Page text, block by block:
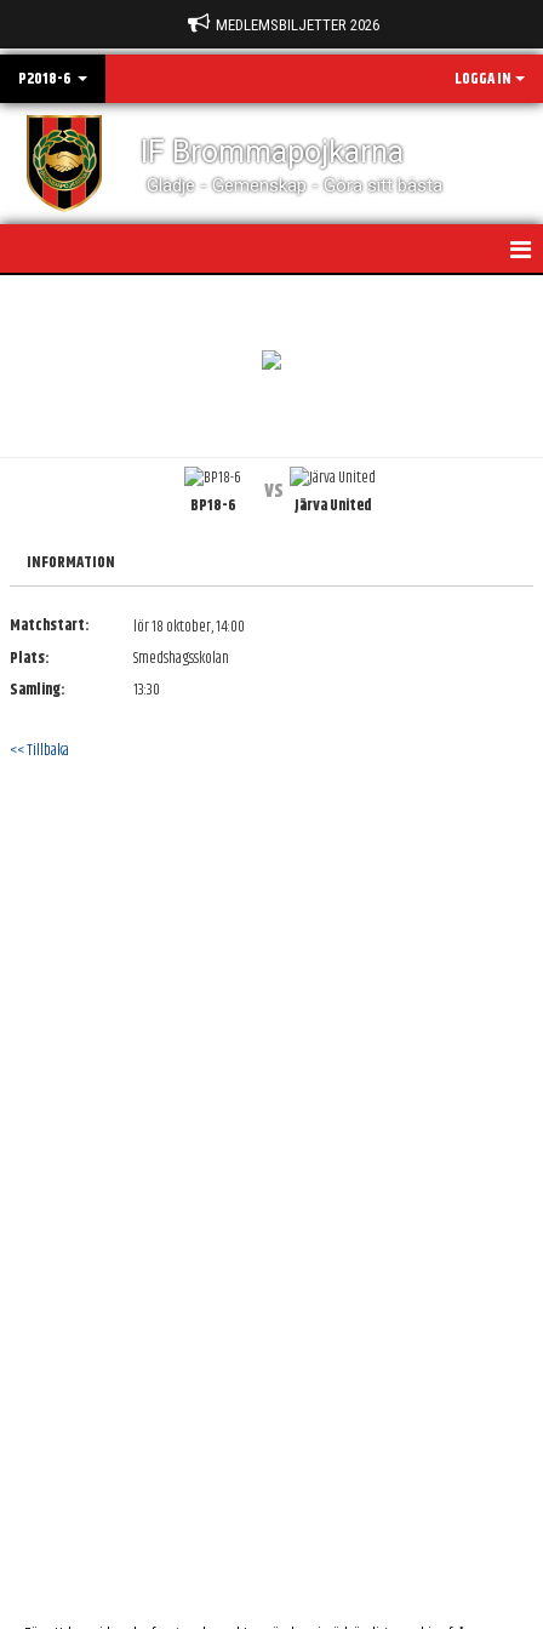
MEDLEMSBILJETTER 2026
P2018-6 LOGGA IN
IF Brommapojkarna
Glädje - Gemenskap - Göra sitt bästa
BILDGALLERI
KONTAKT
BP18-6 vs Järva United
INFORMATION
Matchstart:
lör 18 oktober, 14:00
Plats:
Smedshagsskolan
Samling:
13:30
<< Tillbaka